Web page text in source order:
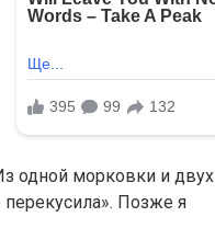
одной морковки и двух
перекусила». Позже я